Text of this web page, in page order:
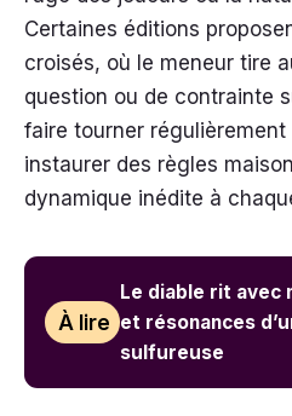
Certaines éditions
croisés, où le meneur tire
question ou de contrainte
faire tourner régulièrement
instaurer des règles
dynamique inédite à
À lire
Le diable rit avec
et résonances
sulfureuse